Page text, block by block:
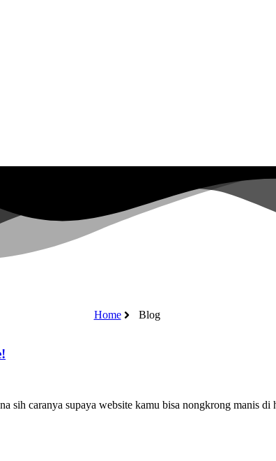
Home Blog
sih caranya supaya website kamu bisa nongkrong manis